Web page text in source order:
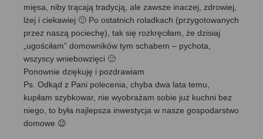
mięsa, niby trącają tradycją, ale zawsze inaczej, zdrowiej,
lżej i ciekawiej 🙂 Po ostatnich roladkach (przygotowanych
przez naszą pociechę), tak się rozkręciłam, że dzisiaj
„ugościłam” domowników tym schabem – pychota,
wszyscy wniebowzięci 🙂
Ponownie dziękuję i pozdrawiam
Ps. Odkąd z Pani polecenia, chyba dwa lata temu,
kupiłam szybkowar, nie wyobrażam sobie już kuchni bez
niego, to była najlepsza inwestycja w nasze gospodarstwo
domowe 😉